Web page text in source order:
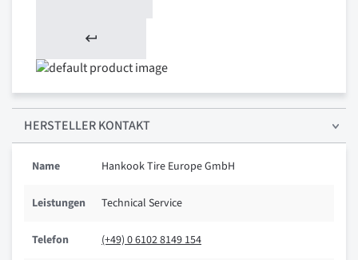
HERSTELLER KONTAKT
Name Hankook Tire Europe GmbH
Leistungen Technical Service
Telefon (+49) 0 6102 8149 154